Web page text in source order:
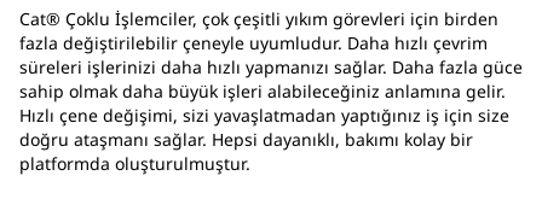
Cat® Çoklu İşlemciler, çok çeşitli yıkım görevleri için birden
fazla değiştirilebilir çeneyle uyumludur. Daha hızlı çevrim
süreleri işlerinizi daha hızlı yapmanızı sağlar. Daha fazla güce
sahip olmak daha büyük işleri alabileceğiniz anlamına gelir.
Hızlı çene değişimi, sizi yavaşlatmadan yaptığınız iş için size
doğru ataşmanı sağlar. Hepsi dayanıklı, bakımı kolay bir
platformda oluşturulmuştur.